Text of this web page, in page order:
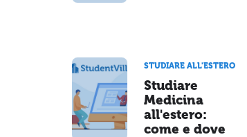
STUDIARE ALL'ESTERO
Studiare
Medicina
all'estero:
come e dove